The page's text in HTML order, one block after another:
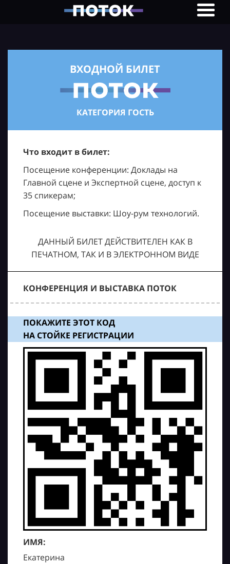
ВХОДНОЙ БИЛЕТ
КАТЕГОРИЯ ГОСТЬ
Что входит в билет:
Посещение конференции: Доклады на
Главной сцене и Экспертной сцене, доступ к
35 спикерам;
Посещение выставки: Шоу-рум технологий.
ДАННЫЙ БИЛЕТ ДЕЙСТВИТЕЛЕН КАК В
ПЕЧАТНОМ, ТАК И В ЭЛЕКТРОННОМ ВИДЕ
КОНФЕРЕНЦИЯ И ВЫСТАВКА ПОТОК
ПОКАЖИТЕ ЭТОТ КОД
НА СТОЙКЕ РЕГИСТРАЦИИ
ИМЯ:
Екатерина